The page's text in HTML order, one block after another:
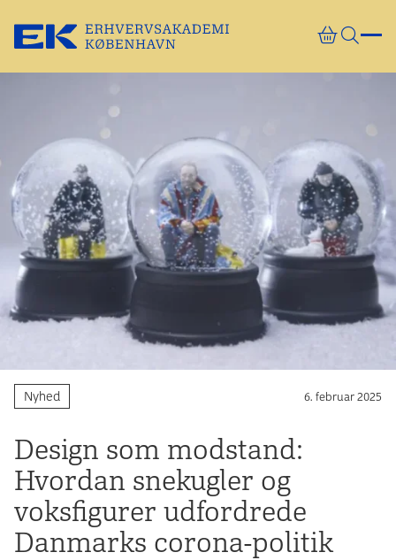
Nyhed 6. februar 2025
Design som modstand:
Hvordan snekugler og
voksfigurer udfordrede
Danmarks corona-politik